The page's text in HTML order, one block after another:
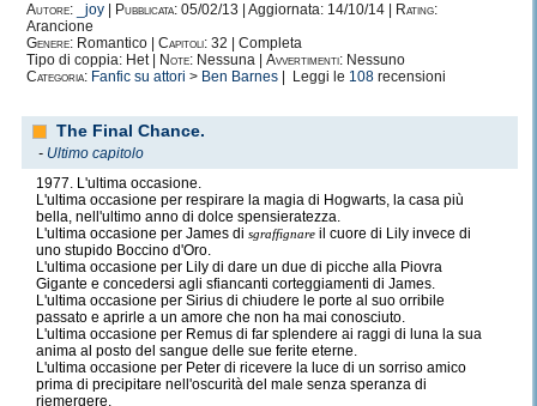
Autore:
_joy Pubblicata: 05/02/13 | Aggiornata: 14/10/14 |
Rating:
Arancione
Genere: Romantico | Capitoli: 32 | Completa
Tipo di coppia: Het |
Note: Nessuna | Avvertimenti: Nessuno
Categoria: Fanfic su attori > Ben Barnes | Leggi le 108 recensioni
The Final Chance.
- Ultimo capitolo
1977. L'ultima occasione.
L'ultima occasione per respirare la magia di Hogwarts, la casa più
bella, nell'ultimo anno di dolce spensieratezza.
L'ultima occasione per James di sgraffignare il cuore di Lily invece di
uno stupido Boccino d'Oro.
L'ultima occasione per Lily di dare un due di picche alla Piovra
Gigante e concedersi agli sfiancanti corteggiamenti di James.
L'ultima occasione per Sirius di chiudere le porte al suo orribile
passato e aprirle a un amore che non ha mai conosciuto.
L'ultima occasione per Remus di far splendere ai raggi di luna la sua
anima al posto del sangue delle sue ferite eterne.
L'ultima occasione per Peter di ricevere la luce di un sorriso amico
prima di precipitare nell'oscurità del male senza speranza di
riemergere.